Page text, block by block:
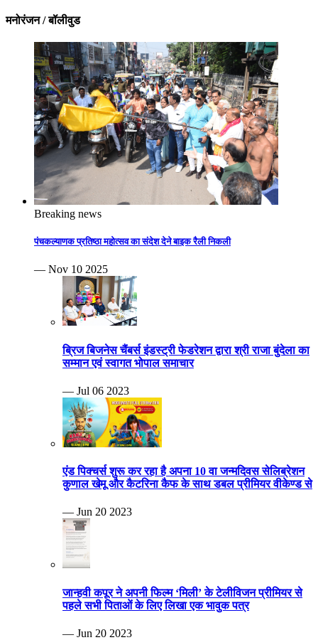
मनोरंजन / बॉलीवुड
Breaking news
पंचकल्याणक प्रतिष्ठा महोत्सव का संदेश देने बाइक रैली निकली
— Nov 10 2025
ब्रिज बिजनेस चैंबर्स इंडस्ट्री फेडरेशन द्वारा श्री राजा बुंदेला का
सम्मान एवं स्वागत भोपाल समाचार
— Jul 06 2023
एंड पिक्चर्स शुरू कर रहा है अपना 10 वा जन्मदिवस सेलिब्रेशन
कुणाल खेमू और कैटरिना कैफ के साथ डबल प्रीमियर वीकेण्ड से
— Jun 20 2023
जान्हवी कपूर ने अपनी फिल्म ‘मिली’ के टेलीविजन प्रीमियर से
पहले सभी पिताओं के लिए लिखा एक भावुक पत्र
— Jun 20 2023